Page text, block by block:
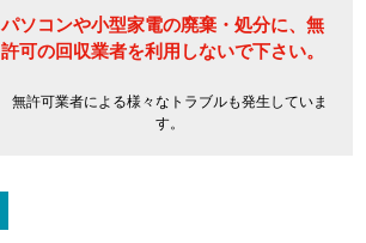
パソコンや小型家電の廃棄・処分に、 無
許可の回収業者を利用しないで下さい。
無許可業者による様々なトラブルも発生していま
す。